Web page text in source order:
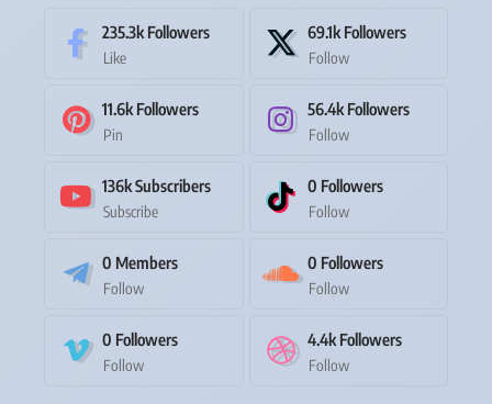
235.3k Followers
Like
69.1k Followers
Follow
11.6k Followers
Pin
56.4k Followers
Follow
136kSubscribers
Subscribe
0 Followers
Follow
0 Members
Follow
0 Followers
Follow
0 Followers
Follow
4.4k Followers
Follow